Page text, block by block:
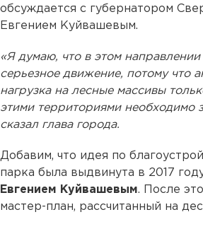
обсуждается с губернатором
Евгением Куйвашевым.
«Я думаю, что в этом направлении
серьезное движение, потому что
нагрузка на лесные массивы
этими территориями необходимо
сказал глава города.
Добавим, что идея по
парка была выдвинута в 2017
Евгением Куйвашевым. После
мастер-план, рассчитанный на